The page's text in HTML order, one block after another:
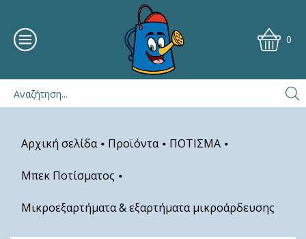
0
Αρχική σελίδα • Προϊόντα • ΠΟΤΙΣΜΑ •
Μπεκ Ποτίσματος •
Μικροεξαρτήματα & εξαρτήματα μικροάρδευσης